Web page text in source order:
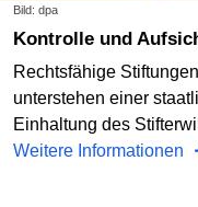
Bild: dpa
Kontrolle und
Rechtsfähige
unterstehen einer
Einhaltung des
Weitere Informationen